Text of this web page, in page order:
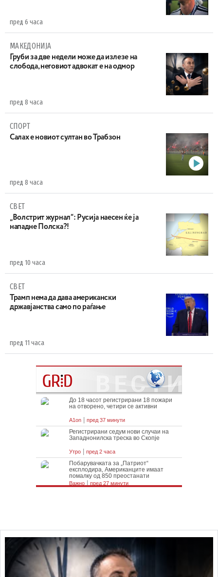
пред 6 часа
МАКЕДОНИЈА
Груби за две недели може да излезе на
слобода, неговиот адвокат е на одмор
пред 8 часа
СПОРТ
Салах е новиот султан во Трабзон
пред 8 часа
СВЕТ
„Волстрит журнал“: Русија наесен ќе ја
нападне Полска?!
пред 10 часа
СВЕТ
Трамп нема да дава американски
државјанства само по раѓање
пред 11 часа